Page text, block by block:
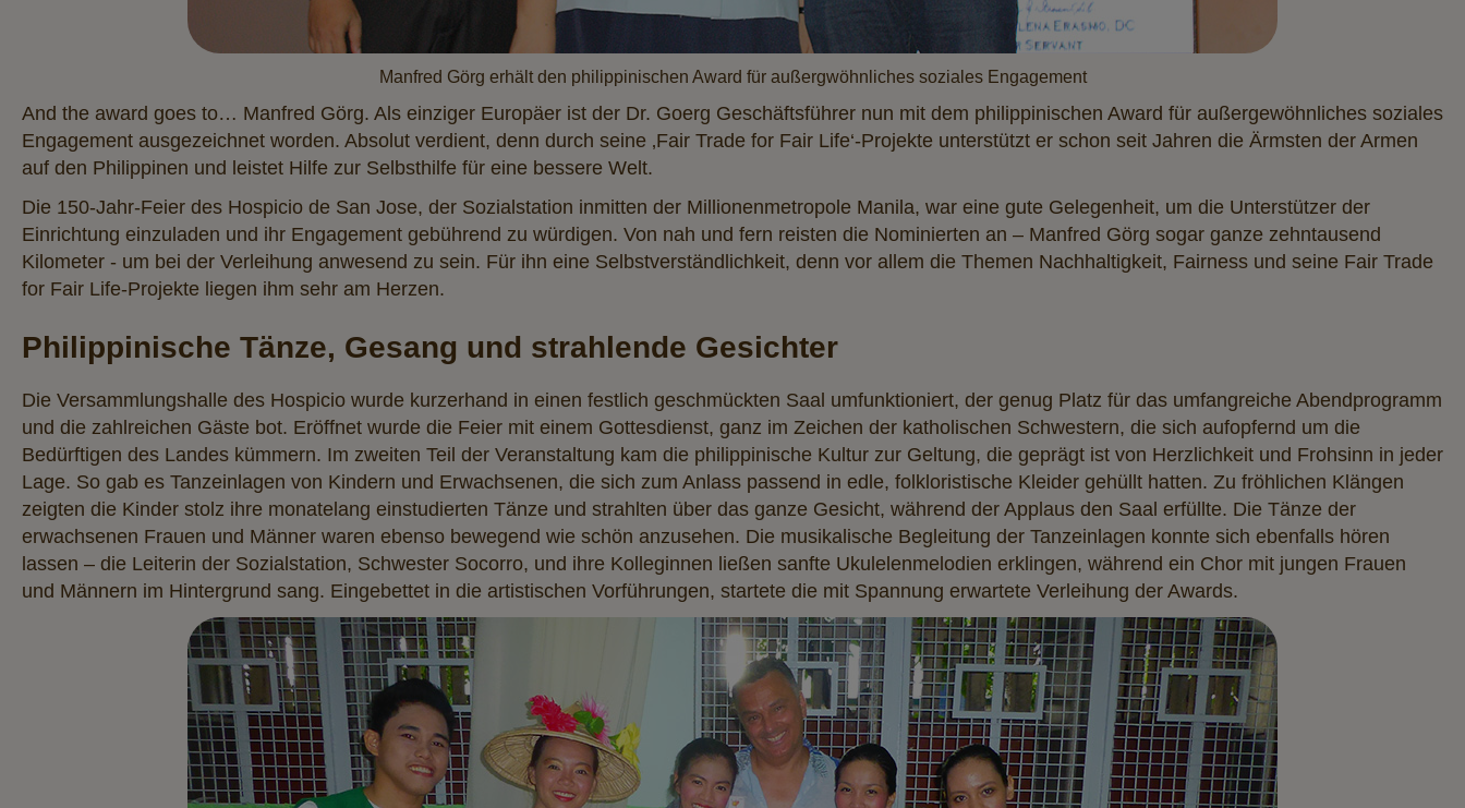
Manfred Görg erhält den philippinischen Award für außergwöhnliches soziales Engagement
And the award goes to… Manfred Görg. Als einziger Europäer ist der Dr. Goerg Geschäftsführer nun mit dem philippinischen Award für außergewöhnliches soziales
Engagement ausgezeichnet worden. Absolut verdient, denn durch seine ‚Fair Trade for Fair Life‘-Projekte unterstützt er schon seit Jahren die Ärmsten der Armen
auf den Philippinen und leistet Hilfe zur Selbsthilfe für eine bessere Welt.
Die 150-Jahr-Feier des Hospicio de San Jose, der Sozialstation inmitten der Millionenmetropole Manila, war eine gute Gelegenheit, um die Unterstützer der
Einrichtung einzuladen und ihr Engagement gebührend zu würdigen. Von nah und fern reisten die Nominierten an – Manfred Görg sogar ganze zehntausend
Kilometer - um bei der Verleihung anwesend zu sein. Für ihn eine Selbstverständlichkeit, denn vor allem die Themen Nachhaltigkeit, Fairness und seine Fair Trade
for Fair Life-Projekte liegen ihm sehr am Herzen.
Philippinische Tänze, Gesang und strahlende Gesichter
Die Versammlungshalle des Hospicio wurde kurzerhand in einen festlich geschmückten Saal umfunktioniert, der genug Platz für das umfangreiche Abendprogramm
und die zahlreichen Gäste bot. Eröffnet wurde die Feier mit einem Gottesdienst, ganz im Zeichen der katholischen Schwestern, die sich aufopfernd um die
Bedürftigen des Landes kümmern. Im zweiten Teil der Veranstaltung kam die philippinische Kultur zur Geltung, die geprägt ist von Herzlichkeit und Frohsinn in jeder
Lage. So gab es Tanzeinlagen von Kindern und Erwachsenen, die sich zum Anlass passend in edle, folkloristische Kleider gehüllt hatten. Zu fröhlichen Klängen
zeigten die Kinder stolz ihre monatelang einstudierten Tänze und strahlten über das ganze Gesicht, während der Applaus den Saal erfüllte. Die Tänze der
erwachsenen Frauen und Männer waren ebenso bewegend wie schön anzusehen. Die musikalische Begleitung der Tanzeinlagen konnte sich ebenfalls hören
lassen – die Leiterin der Sozialstation, Schwester Socorro, und ihre Kolleginnen ließen sanfte Ukulelenmelodien erklingen, während ein Chor mit jungen Frauen
und Männern im Hintergrund sang. Eingebettet in die artistischen Vorführungen, startete die mit Spannung erwartete Verleihung der Awards.